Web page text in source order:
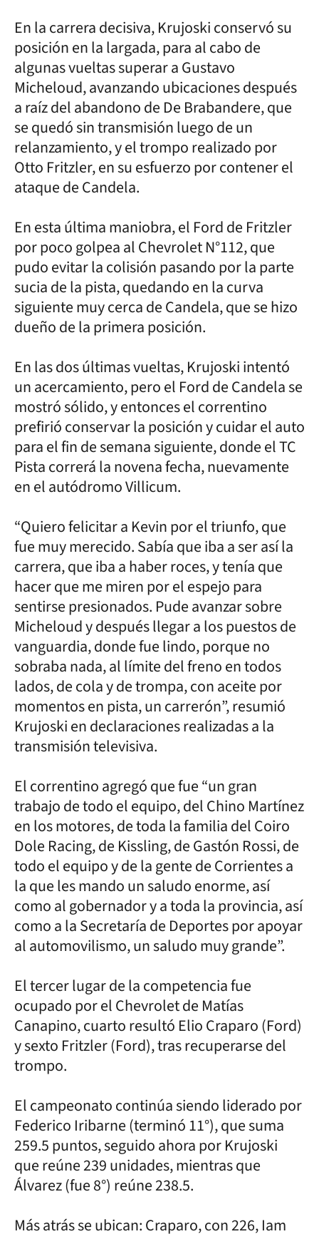
En la carrera decisiva, Krujoski conservó su
posición en la largada, para al cabo de
algunas vueltas superar a Gustavo
Micheloud, avanzando ubicaciones después
a raíz del abandono de De Brabandere, que
se quedó sin transmisión luego de un
relanzamiento, y el trompo realizado por
Otto Fritzler, en su esfuerzo por contener el
ataque de Candela.
En esta última maniobra, el Ford de Fritzler
por poco golpea al Chevrolet N°112, que
pudo evitar la colisión pasando por la parte
sucia de la pista, quedando en la curva
siguiente muy cerca de Candela, que se hizo
dueño de la primera posición.
En las dos últimas vueltas, Krujoski intentó
un acercamiento, pero el Ford de Candela se
mostró sólido, y entonces el correntino
prefirió conservar la posición y cuidar el auto
para el fin de semana siguiente, donde el TC
Pista correrá la novena fecha, nuevamente
en el autódromo Villicum.
“Quiero felicitar a Kevin por el triunfo, que
fue muy merecido. Sabía que iba a ser así la
carrera, que iba a haber roces, y tenía que
hacer que me miren por el espejo para
sentirse presionados. Pude avanzar sobre
Micheloud y después llegar a los puestos de
vanguardia, donde fue lindo, porque no
sobraba nada, al límite del freno en todos
lados, de cola y de trompa, con aceite por
momentos en pista, un carrerón”, resumió
Krujoski en declaraciones realizadas a la
transmisión televisiva.
El correntino agregó que fue “un gran
trabajo de todo el equipo, del Chino Martínez
en los motores, de toda la familia del Coiro
Dole Racing, de Kissling, de Gastón Rossi, de
todo el equipo y de la gente de Corrientes a
la que les mando un saludo enorme, así
como al gobernador y a toda la provincia, así
como a la Secretaría de Deportes por apoyar
al automovilismo, un saludo muy grande”.
El tercer lugar de la competencia fue
ocupado por el Chevrolet de Matías
Canapino, cuarto resultó Elio Craparo (Ford)
y sexto Fritzler (Ford), tras recuperarse del
trompo.
El campeonato continúa siendo liderado por
Federico Iribarne (terminó 11°), que suma
259.5 puntos, seguido ahora por Krujoski
que reúne 239 unidades, mientras que
Álvarez (fue 8°) reúne 238.5.
Más atrás se ubican: Craparo, con 226, Iam